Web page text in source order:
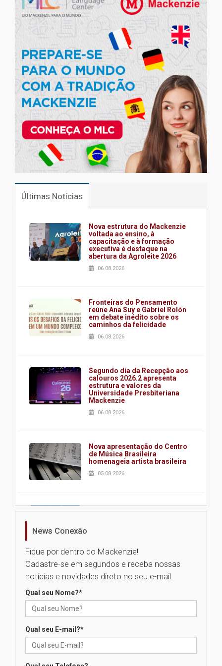
Últimas Notícias
Nova estrutura do Mackenzie
voltada ao ensino, à
capacitação e à formação
executiva é destaque na
abertura da Agroleite 2026
06.08.2026
Fronteiras do Pensamento
reúne Ana Suy e Gabriel Rolón
em debate inédito sobre os
caminhos da felicidade
06.08.2026
Segundo dia da Recepção aos
calouros 2026.2 apresenta
estrutura e valores da
Universidade Presbiteriana
Mackenzie
06.08.2026
Nova apresentação do Centro
de Música Brasileira
homenageia artista brasileira
05.08.2026
Universidade Mackenzie
Seminário discute desafios
das novas tecnologias em
calouros do segundo semestre
News Conexão
Fique por dentro do Mackenzie!
Cadastre-se em segundos e receba nossas
notícias e novidades direto no seu e-mail.
Qual seu Nome?*
Qual seu E-mail?*